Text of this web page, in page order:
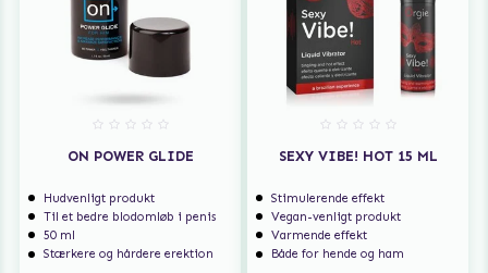
ON POWER GLIDE
Hudvenligt produkt
Til et bedre blodomløb i penis
50 ml
Stærkere og hårdere erektion
SEXY VIBE! HOT 15 ML
Stimulerende effekt
Vegan-venligt produkt
Varmende effekt
Både for hende og ham